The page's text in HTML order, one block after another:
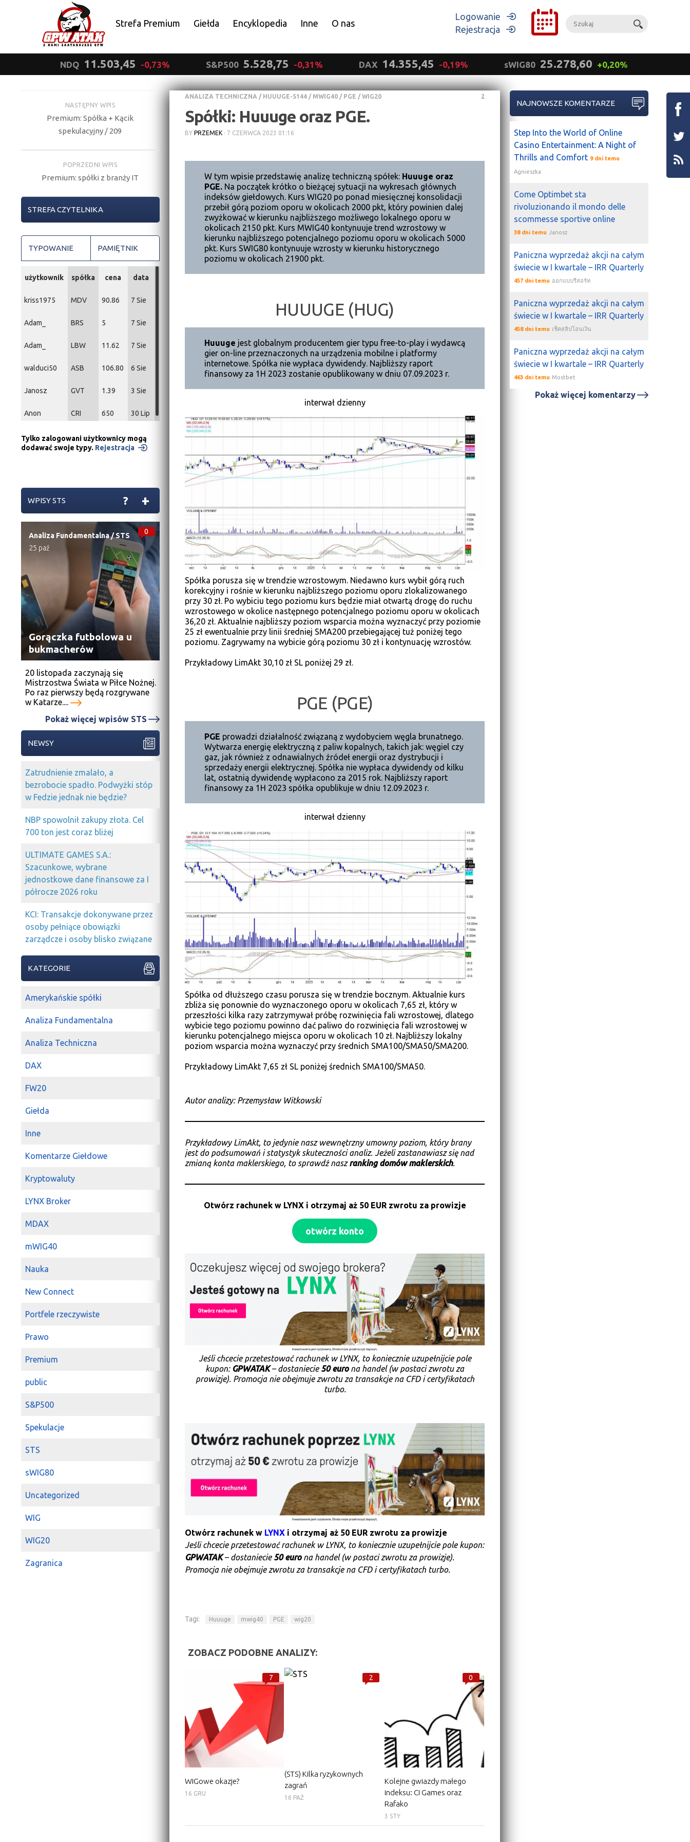
Strefa Premium Giełda Encyklopedia Inne O nas
Logowanie
Rejestracja
NDQ 11.503,45 -0,73% S&P500 5.528,75 -0,31% DAX 14.355,45 -0,19% sWIG80 25.278,60 +0,20%
ANALIZA TECHNICZNA / HUUUGE-S144 / MWIG40 / PGE / WIG20 2
Spółki: Huuuge oraz PGE.
BY PRZEMEK · 7 CZERWCA 2023 01:16
W tym wpisie przedstawię analizę techniczną spółek: Huuuge oraz
PGE.Na początek krótko o bieżącej sytuacji na wykresach głównych
indeksów giełdowych. Kurs WIG20 po ponad miesięcznej konsolidacji
przebił górą poziom oporu w okolicach 2000 pkt, który powinien dalej
zwyżkować w kierunku najbliższego możliwego lokalnego oporu w
okolicach 2150 pkt. Kurs MWIG40 kontynuuje trend wzrostowy w
kierunku najbliższego potencjalnego poziomu oporu w okolicach 5000
pkt. Kurs SWIG80 kontynuuje wzrosty w kierunku historycznego
poziomu w okolicach 21900 pkt.
HUUUGE (HUG)
Huuuge jest globalnym producentem gier typu free-to-play i wydawcą
gier on-line przeznaczonych na urządzenia mobilne i platformy
internetowe. Spółka nie wypłaca dywidendy. Najbliższy raport
finansowy za 1H 2023 zostanie opublikowany w dniu 07.09.2023 r.
interwał dzienny
Spółka porusza się w trendzie wzrostowym. Niedawno kurs wybił górą ruch
korekcyjny i rośnie w kierunku najbliższego poziomu oporu zlokalizowanego
przy 30 zł. Po wybiciu tego poziomu kurs będzie miał otwartą drogę do ruchu
wzrostowego w okolice następnego potencjalnego poziomu oporu w okolicach
36,20 zł. Aktualnie najbliższy poziom wsparcia można wyznaczyć przy poziomie
25 zł ewentualnie przy linii średniej SMA200 przebiegającej tuż poniżej tego
poziomu. Zagrywamy na wybicie górą poziomu 30 zł i kontynuację wzrostów.
Przykładowy LimAkt 30,10 zł SL poniżej 29 zł.
PGE (PGE)
PGE prowadzi działalność związaną z wydobyciem węgla brunatnego.
Wytwarza energię elektryczną z paliw kopalnych, takich jak: węgiel czy
gaz, jak również z odnawialnych źródeł energii oraz dystrybucji i
sprzedaży energii elektrycznej. Spółka nie wypłaca dywidendy od kilku
lat, ostatnią dywidendę wypłacono za 2015 rok. Najbliższy raport
finansowy za 1H 2023 spółka opublikuje w dniu 12.09.2023 r.
interwał dzienny
Spółka od dłuższego czasu porusza się w trendzie bocznym. Aktualnie kurs
zbliża się ponownie do wyznaczonego oporu w okolicach 7,65 zł, który w
przeszłości kilka razy zatrzymywał próbę rozwinięcia fali wzrostowej, dlatego
wybicie tego poziomu powinno dać paliwo do rozwinięcia fali wzrostowej w
kierunku potencjalnego miejsca oporu w okolicach 10 zł. Najbliższy lokalny
poziom wsparcia można wyznaczyć przy średnich SMA100/SMA50/SMA200.
Przykładowy LimAkt 7,65 zł SL poniżej średnich SMA100/SMA50.
Autor analizy: Przemysław Witkowski
Przykładowy LimAkt, to jedynie nasz wewnętrzny umowny poziom, który brany
jest do podsumowań i statystyk skuteczności analiz. Jeżeli zastanawiasz się nad
zmianą konta maklerskiego, to sprawdź naszranking domów maklerskich.
Otwórz rachunek w LYNXi otrzymaj aż 50 EUR zwrotu za prowizje
otwórz konto
Jeśli chcecie przetestować rachunek w LYNX, to koniecznie uzupełnijcie pole
kupon: GPWATAK– dostaniecie 50 eurona handel (w postaci zwrotu za
prowizje). Promocja nie obejmuje zwrotu za transakcje na CFD i certyfikatach
turbo.
Otwórz rachunek w LYNXi otrzymaj aż 50 EUR zwrotu za prowizje
Jeśli chcecie przetestować rachunek w LYNX, to koniecznie uzupełnijcie pole kupon:
GPWATAK– dostaniecie 50 eurona handel (w postaci zwrotu za prowizje).
Promocja nie obejmuje zwrotu za transakcje na CFD i certyfikatach turbo.
Tagi: Huuuge mwig40 PGE wig20
ZOBACZ PODOBNE ANALIZY:
7
WIGowe okazje?
16 GRU
2
(STS) Kilka ryzykownych
zagrań
16 PAŹ
0
Kolejne gwiazdy małego
indeksu: CI Games oraz
Rafako
3 STY
NASTĘPNY WPIS
Premium: Spółka + Kącik
spekulacyjny / 209
POPRZEDNI WPIS
Premium: spółki z branży IT
STREFA CZYTELNIKA
TYPOWANIE PAMIĘTNIK
użytkownik spółka cena data
kriss1975 MDV 90.86 7 Sie
Adam_ BRS 5 7 Sie
Adam_ LBW 11.62 7 Sie
walduci50 ASB 106.80 6 Sie
Janosz GVT 1.39 3 Sie
Anon CRI 650 30 Lip
Tylko zalogowani użytkownicy mogą
dodawać swoje typy. Rejestracja
WPISY STS +
?
0
Analiza Fundamentalna/STS
25 paź
Gorączka futbolowa u
bukmacherów
20 listopada zaczynają się
Mistrzostwa Świata w Piłce Nożnej.
Po raz pierwszy będą rozgrywane
w Katarze....
Pokaż więcej wpisów STS
NEWSY
Zatrudnienie zmalało, a
bezrobocie spadło. Podwyżki stóp
w Fedzie jednak nie będzie?
NBP spowolnił zakupy złota. Cel
700 ton jest coraz bliżej
ULTIMATE GAMES S.A.:
Szacunkowe, wybrane
jednostkowe dane finansowe za I
półrocze 2026 roku
KCI: Transakcje dokonywane przez
osoby pełniące obowiązki
zarządcze i osoby blisko związane
KATEGORIE
Amerykańskie spółki
Analiza Fundamentalna
Analiza Techniczna
DAX
FW20
Giełda
Inne
Komentarze Giełdowe
Kryptowaluty
LYNX Broker
MDAX
mWIG40
Nauka
New Connect
Portfele rzeczywiste
Prawo
Premium
public
S&P500
Spekulacje
STS
sWIG80
Uncategorized
WIG
WIG20
Zagranica
NAJNOWSZE KOMENTARZE
Step Into the World of Online
Casino Entertainment: A Night of
Thrills and Comfort 9 dni temu
Agnieszka
Come Optimbet sta
rivoluzionando il mondo delle
scommesse sportive online
38 dni temu Janosz
Paniczna wyprzedaż akcji na całym
świecie w I kwartale – IRR Quarterly
457 dni temu ออกแบบรีสอร์ท
Paniczna wyprzedaż akcji na całym
świecie w I kwartale – IRR Quarterly
458 dni temu เช็คสลิปโอนเงิน
Paniczna wyprzedaż akcji na całym
świecie w I kwartale – IRR Quarterly
463 dni temu Mostbet
Pokaż więcej komentarzy